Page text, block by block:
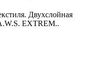
Двухслойная
EXTREM..